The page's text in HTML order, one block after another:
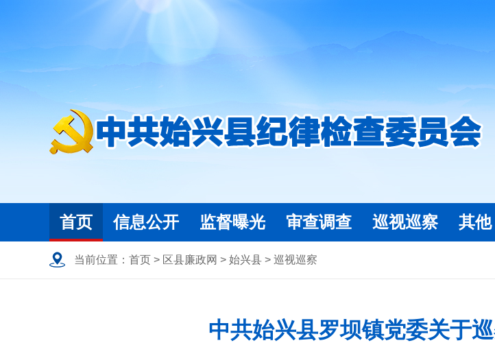
首页 信息公开 监督曝光 审查调查 巡视巡察 其他
当前位置： 首页 > 区县廉政网 > 始兴县 > 巡视巡察
中共始兴县罗坝镇党委关于